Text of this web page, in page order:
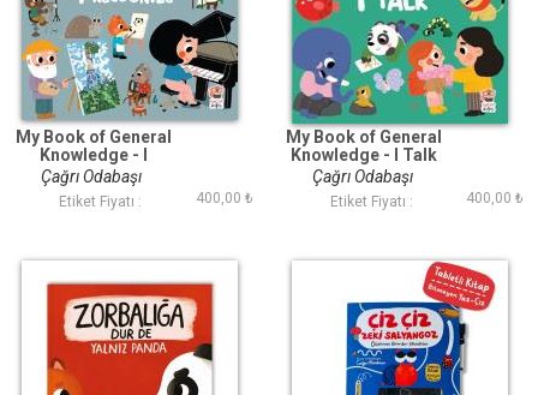
My Book of General
Knowledge - I
Recognize
Çağrı Odabaşı
Etiket Fiyatı : 400,00 ₺
My Book of General
Knowledge - I Talk
Çağrı Odabaşı
Etiket Fiyatı : 400,00 ₺